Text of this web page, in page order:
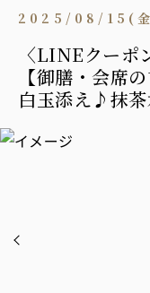
〈LINEクーポ
【御膳・会席
白玉添え♪抹茶
2025/08/15(